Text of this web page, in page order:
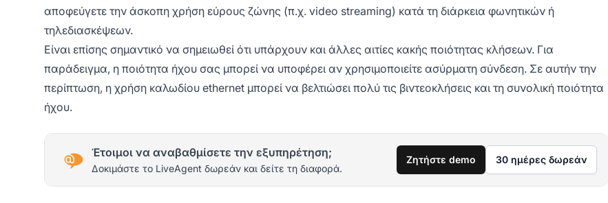
αποφεύγετε την άσκοπη χρήση εύρους ζώνης (π.χ. video streaming) κατά τη διάρκεια φωνητικών ή
τηλεδιασκέψεων.
Είναι επίσης σημαντικό να σημειωθεί ότι υπάρχουν και άλλες αιτίες κακής ποιότητας κλήσεων. Για
παράδειγμα, η ποιότητα ήχου σας μπορεί να υποφέρει αν χρησιμοποιείτε ασύρματη σύνδεση. Σε αυτήν την
περίπτωση, η χρήση καλωδίου ethernet μπορεί να βελτιώσει πολύ τις βιντεοκλήσεις και τη συνολική ποιότητα
ήχου.
Έτοιμοι να αναβαθμίσετε την εξυπηρέτηση;
Δοκιμάστε το LiveAgent δωρεάν και δείτε τη διαφορά.
Ζητήστε demo 30 ημέρες δωρεάν